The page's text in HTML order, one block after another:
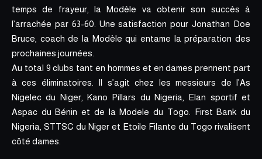
temps de frayeur, la Modèle va obtenir son succès à
l’arrachée par 63-60. Une satisfaction pour Jonathan Doe
Bruce, coach de la Modèle qui entame la préparation des
prochaines journées.
Au total 9 clubs tant en hommes et en dames prennent part
à ces éliminatoires. Il s’agit chez les messieurs de l’As
Nigelec du Niger, Kano Pillars du Nigeria, Elan sportif et
Aspac du Bénin et de la Modele du Togo. First Bank du
Nigeria, STTSC du Niger et Etoile Filante du Togo rivalisent
côté dames.